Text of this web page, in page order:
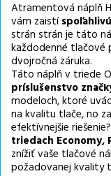
Atramentová náplň
vám zaistí
strán strán je táto
každodenné tlačové
dvojročná záruka.
Táto náplň v triede
príslušenstvo
modeloch, ktoré
na kvalitu tlače, no
efektívnejšie
triedach Economy,
znížiť vaše tlačové
požadovanej kvality